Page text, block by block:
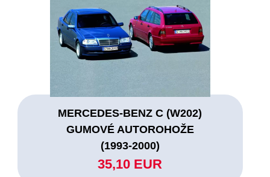
MERCEDES-BENZ C (W202)
GUMOVÉ AUTOROHOŽE
(1993-2000)
35,10 EUR